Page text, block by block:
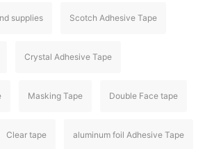
supplies Scotch Adhesive Tape
Crystal Adhesive Tape
Masking Tape Double Face tape
Clear tape aluminum foil Adhesive Tape